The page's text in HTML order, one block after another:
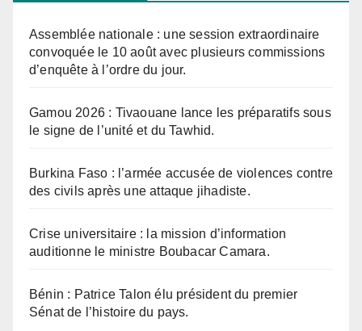
Assemblée nationale : une session extraordinaire
convoquée le 10 août avec plusieurs commissions
d’enquête à l’ordre du jour.
Gamou 2026 : Tivaouane lance les préparatifs sous
le signe de l’unité et du Tawhid.
Burkina Faso : l’armée accusée de violences contre
des civils après une attaque jihadiste.
Crise universitaire : la mission d’information
auditionne le ministre Boubacar Camara.
Bénin : Patrice Talon élu président du premier
Sénat de l’histoire du pays.